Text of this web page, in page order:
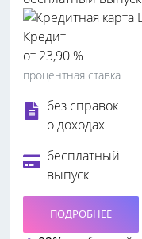
от 23,90 %
процентная ставка
без справок
о доходах
бесплатный
выпуск
ПОДРОБНЕЕ